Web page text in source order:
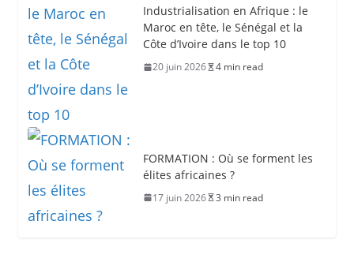
Industrialisation en Afrique : le
Maroc en tête, le Sénégal et la
Côte d’Ivoire dans le top 10
20 juin 2026 4 min read
FORMATION : Où se forment les
élites africaines ?
17 juin 2026 3 min read